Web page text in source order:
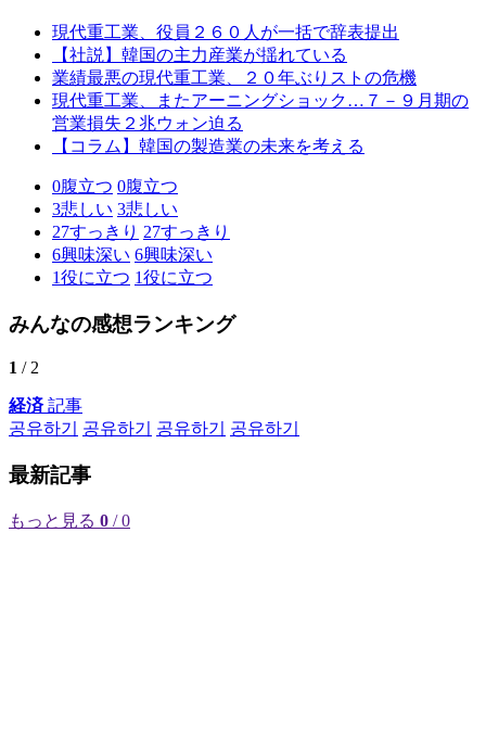
現代重工業、役員２６０人が一括で辞表提出
【社説】韓国の主力産業が揺れている
業績最悪の現代重工業、２０年ぶりストの危機
現代重工業、またアーニングショック…７－９月期の
営業損失２兆ウォン迫る
【コラム】韓国の製造業の未来を考える
0腹立つ 0腹立つ
3悲しい 3悲しい
27すっきり 27すっきり
6興味深い 6興味深い
1役に立つ 1役に立つ
みんなの感想ランキング
1 / 2
経済記事
공유하기
공유하기 공유하기 공유하기
最新記事
もっと見る 0 / 0